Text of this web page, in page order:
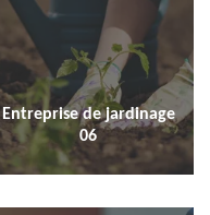
Entreprise de jardinage
06